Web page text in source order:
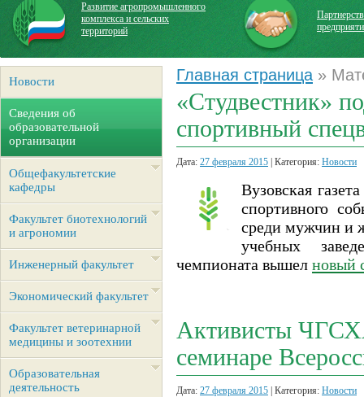
Развитие агропромышленного
комплекса и сельских
территорий
Новости
Сведения об
образовательной
организации
Общефакультетские
кафедры
Факультет биотехнологий
и агрономии
Инженерный факультет
Экономический факультет
Факультет ветеринарной
медицины и зоотехнии
Образовательная
деятельность
Главная страница »
«Студвестник»
спортивный
Дата: 27 февраля 2015 | Категория: Новости
Вузовская
спортивного
среди мужчин и
учебных
чемпионата вышел новый
Активисты
семинаре
Дата: 27 февраля 2015 | Категория: Новости